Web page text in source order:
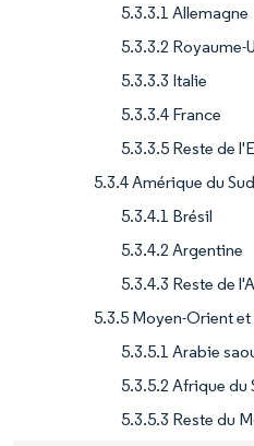
5.3.3.1 Allemagne
5.3.3.2 Royaume-
5.3.3.3 Italie
5.3.3.4 France
5.3.3.5 Reste de
5.3.4 Amérique du Sud
5.3.4.1 Brésil
5.3.4.2 Argentine
5.3.4.3 Reste de
5.3.5 Moyen-Orient
5.3.5.1 Arabie
5.3.5.2 Afrique du
5.3.5.3 Reste du